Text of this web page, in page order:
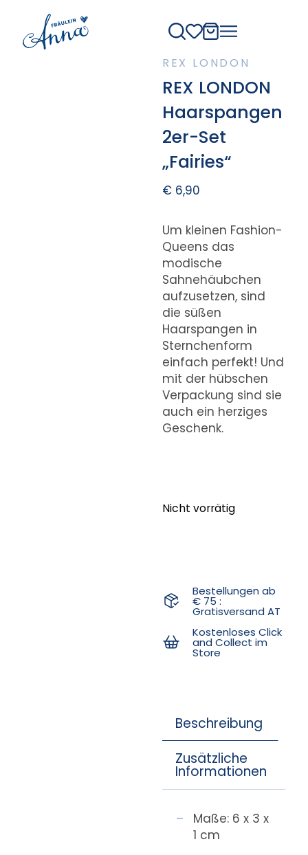
REX LONDON
REX LONDON
Haarspangen
2er-Set
„Fairies“
€6,90
Um kleinen Fashion-
Queens das
modische
Sahnehäubchen
aufzusetzen, sind
die süßen
Haarspangen in
Sternchenform
einfach perfekt! Und
mit der hübschen
Verpackung sind sie
auch ein herziges
Geschenk.
Nicht vorrätig
Bestellungen ab
€ 75 :
Gratisversand AT
Kostenloses Click
and Collect im
Store
Beschreibung
Zusätzliche
Informationen
Maße: 6 x 3 x
1 cm